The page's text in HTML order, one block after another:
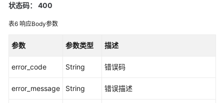
发
示
状态码： 400
表6 响应Body参数
参数 参数类型 描述
error_code String 错误码
error_message String 错误描述